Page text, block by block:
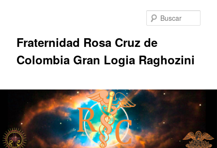
Fraternidad Rosa Cruz de
Colombia Gran Logia Raghozini